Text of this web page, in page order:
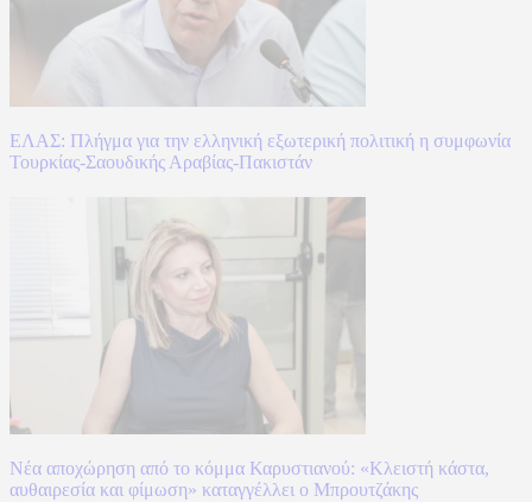
ΕΛΑΣ: Πλήγμα για την ελληνική εξωτερική πολιτική η συμφωνία
Τουρκίας-Σαουδικής Αραβίας-Πακιστάν
Νέα αποχώρηση από το κόμμα Καρυστιανού: «Κλειστή κάστα,
αυθαιρεσία και φίμωση» καταγγέλλει ο Μπρουτζάκης